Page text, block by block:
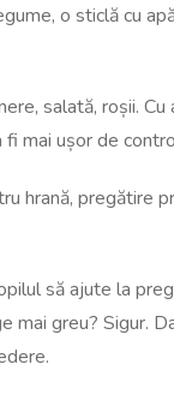
o sticlă cu
salată, roșii. Cu
mai ușor de
hrană, pregătire
să ajute la
mai greu? Sigur.